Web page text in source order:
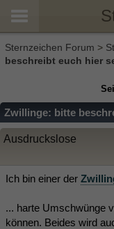
Sternzeichen Forum >
beschreibt euch hier
Zwillinge: bitte
Ausdruckslose
Ich bin einer der
... harte Umschwünge
können. Beides wird